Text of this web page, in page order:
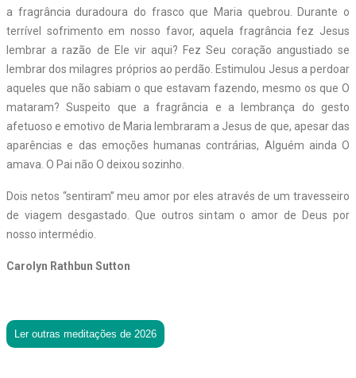
a fragrância duradoura do frasco que Maria quebrou. Durante o
terrível sofrimento em nosso favor, aquela fragrância fez Jesus
lembrar a razão de Ele vir aqui? Fez Seu coração angustiado se
lembrar dos milagres próprios ao perdão. Estimulou Jesus a perdoar
aqueles que não sabiam o que estavam fazendo, mesmo os que O
mataram? Suspeito que a fragrância e a lembrança do gesto
afetuoso e emotivo de Maria lembraram a Jesus de que, apesar das
aparências e das emoções humanas contrárias, Alguém ainda O
amava. O Pai não O deixou sozinho.
Dois netos “sentiram” meu amor por eles através de um travesseiro
de viagem desgastado. Que outros sintam o amor de Deus por
nosso intermédio.
Carolyn Rathbun Sutton
Ler outras meditações de 2026